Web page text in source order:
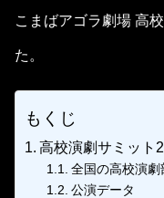
こまばアゴラ劇場 高
た。
もくじ
高校演劇サミット
全国の高校演劇
公演データ